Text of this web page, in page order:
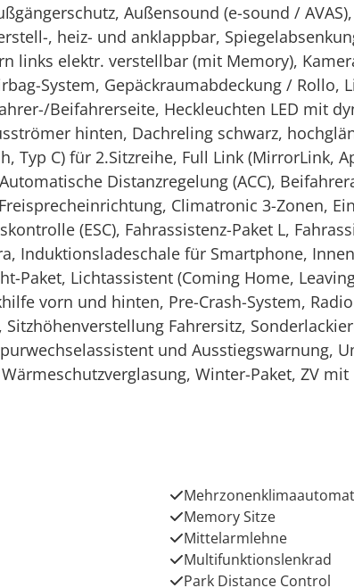
Außensound (e-sound /
, heiz- und anklappbar,
links elektr. verstellbar (mit Memory),
System, Gepäckraumabdeckung /
Beifahrerseite, Heckleuchten LED mit
hinten, Dachreling schwarz,
Typ C) für 2.Sitzreihe, Full Link (MirrorLink,
Distanzregelung (ACC),
Climatronic 3-Zonen,
(ESC), Fahrassistenz-Paket L,
Induktionsladeschale für Smartphone,
Paket, Lichtassistent (Coming Home,
vorn und hinten, Pre-Crash-System,
Fahrersitz,
und Ausstiegswarnung,
Winter-Paket, ZV
Memory Sitze
Mittelarmlehne
Multifunktionslenkrad
Park Distance Control